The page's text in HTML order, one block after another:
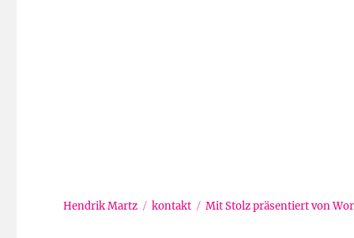
Hendrik Martz kontakt Mit Stolz präsentiert von